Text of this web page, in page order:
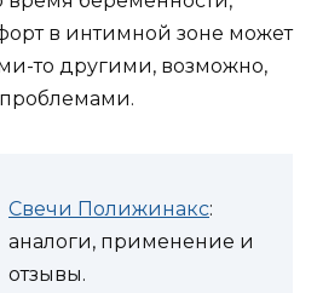
в интимной зоне может
то другими, возможно,
Свечи Полижинакс:
аналоги, применение и
отзывы.